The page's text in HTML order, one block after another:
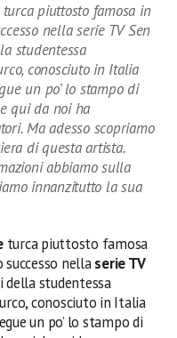
piuttosto famosa in
nella serie TV Sen
studentessa
conosciuto in Italia
un po’ lo stampo di
qui da noi ha
Ma adesso scopriamo
di questa artista.
abbiamo sulla
innanzitutto la sua
turca piuttosto famosa
nellaserie TV
studentessa
conosciuto in Italia
un po’ lo stampo di